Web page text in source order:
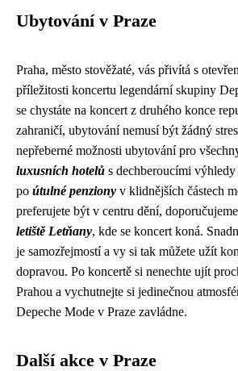
Ubytování v Praze
Praha, město stověžaté, vás přivítá s
příležitosti koncertu legendární skupiny
se chystáte na koncert z druhého konce
zahraničí, ubytování nemusí být žádný
nepřeberné možnosti ubytování pro
luxusních hotelů s dechberoucími
po útulné penziony v klidnějších částech
preferujete být v centru dění,
letiště Letňany, kde se koncert koná.
je samozřejmostí a vy si tak můžete užít
dopravou. Po koncertě si nenechte ujít
Prahou a vychutnejte si jedinečnou
Depeche Mode v Praze zavládne.
Další akce v Praze